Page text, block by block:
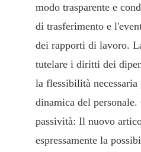
modo trasparente e
di trasferimento e
dei rapporti di lavoro.
tutelare i diritti dei
la flessibilità necessaria
dinamica del personale.
passività: Il nuovo
espressamente la